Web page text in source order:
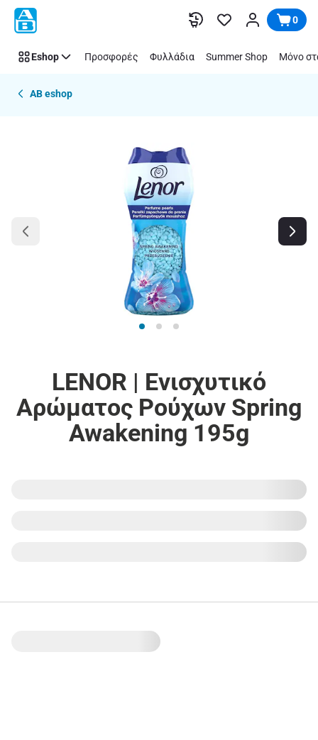
Παράλειψη 0
Eshop Προσφορές Φυλλάδια Summer Shop Μόνο
AB eshop
LENOR | Ενισχυτικό
Αρώματος Ρούχων Spring
Awakening 195g